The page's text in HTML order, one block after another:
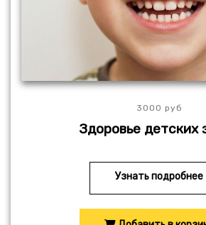
3000 руб
Здоровье детских
Узнать подробнее